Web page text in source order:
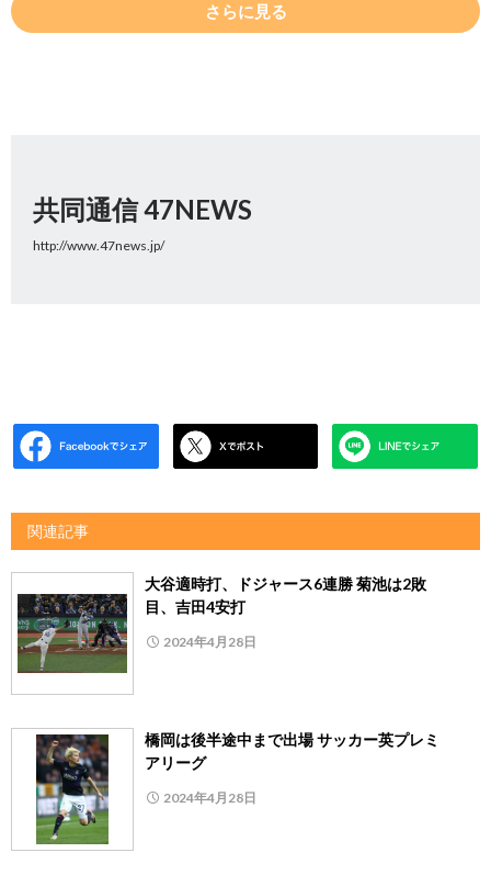
さらに見る
共同通信 47NEWS
http://www.47news.jp/
関連記事
大谷適時打、ドジャース6連勝 菊池は2敗
目、吉田4安打
2024年4月28日
橋岡は後半途中まで出場 サッカー英プレミ
アリーグ
2024年4月28日